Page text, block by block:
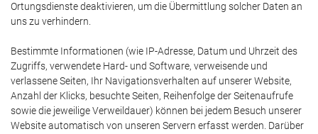
Ortungsdienste deaktivieren, um die Übermittlung solcher Daten an
uns zu verhindern.
Bestimmte Informationen (wie IP-Adresse, Datum und Uhrzeit des
Zugriffs, verwendete Hard- und Software, verweisende und
verlassene Seiten, Ihr Navigationsverhalten auf unserer Website,
Anzahl der Klicks, besuchte Seiten, Reihenfolge der Seitenaufrufe
sowie die jeweilige Verweildauer) können bei jedem Besuch unserer
Website automatisch von unseren Servern erfasst werden. Darüber